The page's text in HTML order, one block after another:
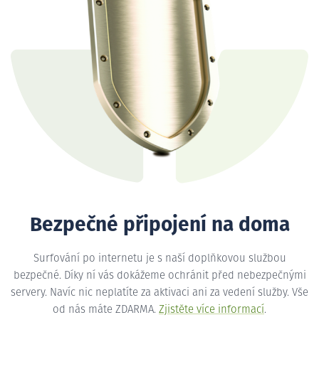
Bezpečné připojení na doma
Surfování po internetu je s naší doplňkovou službou
bezpečné. Díky ní vás dokážeme ochránit před nebezpečnými
servery. Navíc nic neplatíte za aktivaci ani za vedení služby. Vše
od nás máte ZDARMA. Zjistěte více informací.